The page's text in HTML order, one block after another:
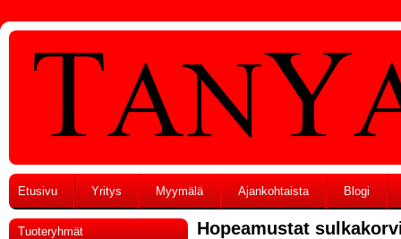
Etusivu Yritys Myymälä Ajankohtaista Blogi
Tuoteryhmät Hopeamustat